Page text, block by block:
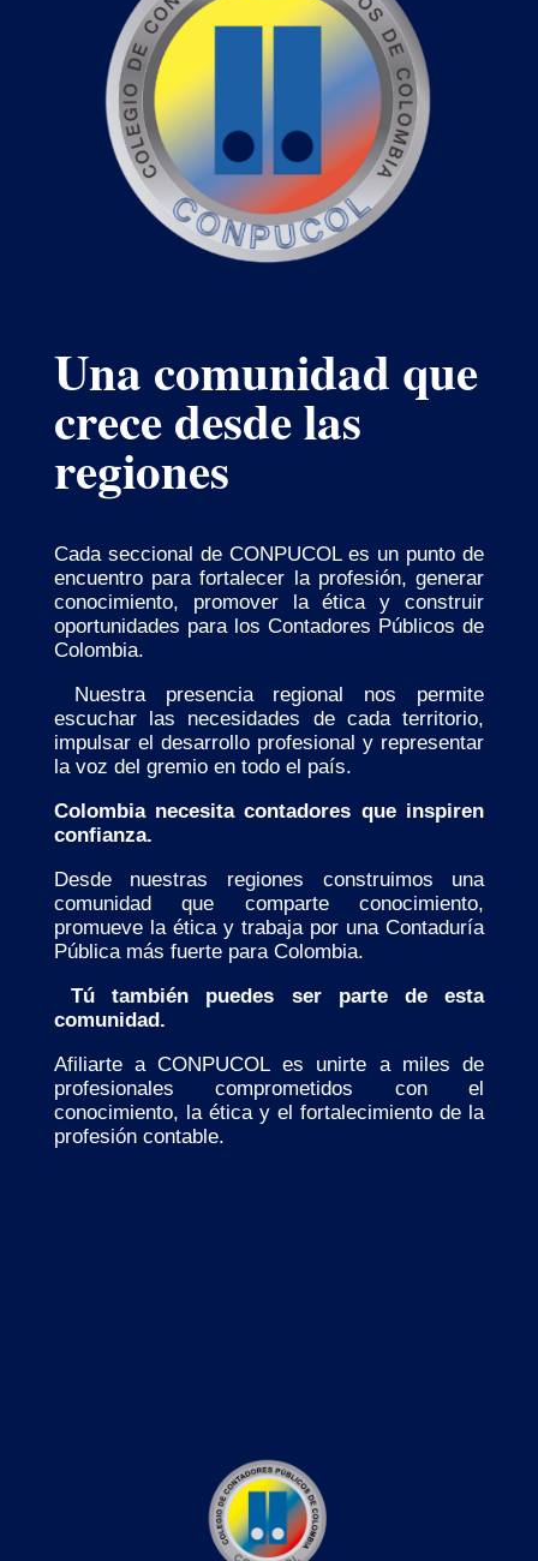
Una comunidad que
crece desde las
regiones
Cada seccional de CONPUCOL es un punto de
encuentro para fortalecer la profesión, generar
conocimiento, promover la ética y construir
oportunidades para los Contadores Públicos de
Colombia.
Nuestra presencia regional nos permite
escuchar las necesidades de cada territorio,
impulsar el desarrollo profesional y representar
la voz del gremio en todo el país.
Colombia necesita contadores que inspiren
confianza.
Desde nuestras regiones construimos una
comunidad que comparte conocimiento,
promueve la ética y trabaja por una Contaduría
Pública más fuerte para Colombia.
Tú también puedes ser parte de esta
comunidad.
Afiliarte a CONPUCOL es unirte a miles de
profesionales comprometidos con el
conocimiento, la ética y el fortalecimiento de la
profesión contable.